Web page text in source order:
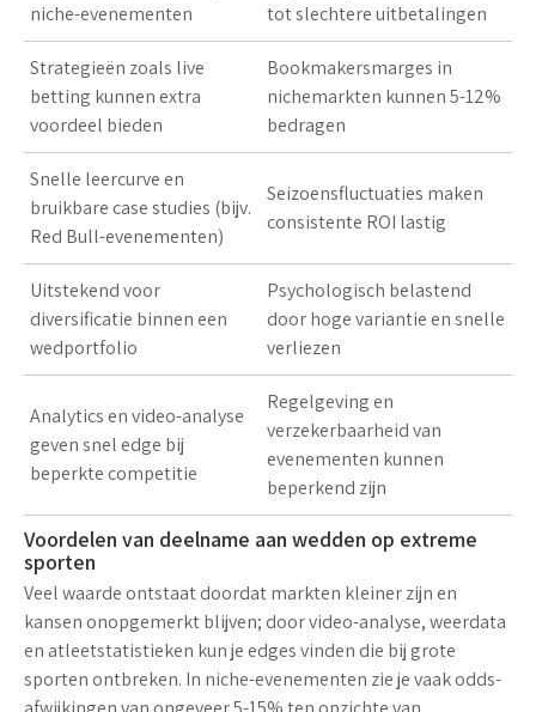
niche-evenementen
totslechtere uitbetalingen
Strategieën zoals live
betting kunnen extra
voordeel bieden
Bookmakersmarges in
nichemarkten kunnen5-12%
bedragen
Snelle leercurve en
bruikbare case studies (bijv.
Red Bull-evenementen)
Seizoensfluctuaties maken
consistente ROI lastig
Uitstekend voor
diversificatie binnen een
wedportfolio
Psychologisch belastend
door hoge variantie en snelle
verliezen
Analytics en video-analyse
geven snel edge bij
beperkte competitie
Regelgeving en
verzekerbaarheid van
evenementen kunnen
beperkend zijn
Voordelen van deelname aan wedden op extreme
sporten
Veel waarde ontstaat doordat markten kleiner zijn en
kansen onopgemerkt blijven; doorvideo-analyse, weerdata
en atleetstatistieken kun je edges vinden die bij grote
sporten ontbreken. In niche-evenementen zie je vaak odds-